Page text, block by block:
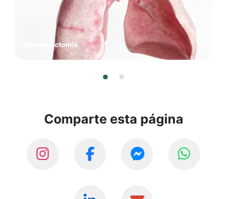
Neumonectomía
Comparte esta página